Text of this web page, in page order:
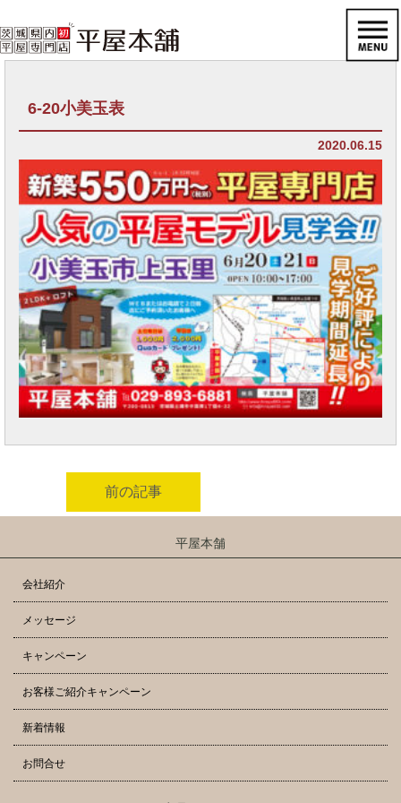
6-20小美玉表
2020.06.15
前の記事
平屋本舗
会社紹介
メッセージ
キャンペーン
お客様ご紹介キャンペーン
新着情報
お問合せ